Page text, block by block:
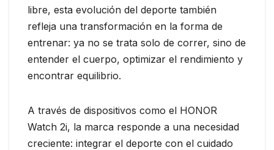
libre, esta evolución del deporte también
refleja una transformación en la forma de
entrenar: ya no se trata solo de correr, sino de
entender el cuerpo, optimizar el rendimiento y
encontrar equilibrio.
A través de dispositivos como el HONOR
Watch 2i, la marca responde a una necesidad
creciente: integrar el deporte con el cuidado